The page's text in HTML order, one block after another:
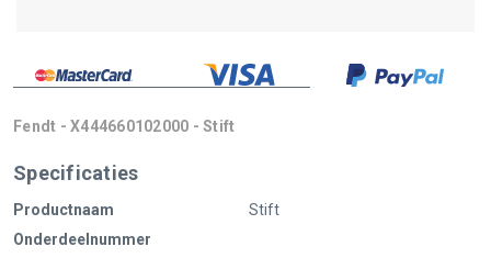
Fendt - X444660102000 - Stift
Specificaties
Productnaam
Stift
Onderdeelnummer